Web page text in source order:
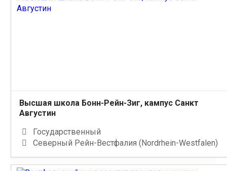
Высшая школа Бонн-Рейн-Зиг, кампус Санкт
Августин
Государственный
Северный Рейн-Вестфалия (Nordrhein-Westfalen)